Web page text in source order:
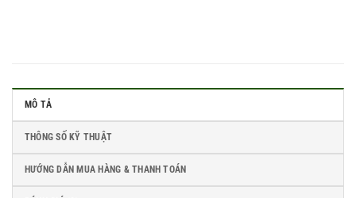
MÔ TẢ
THÔNG SỐ KỸ THUẬT
HƯỚNG DẪN MUA HÀNG & THANH TOÁN